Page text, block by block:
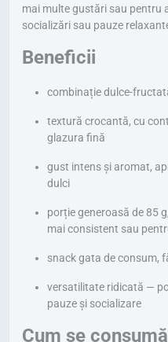
mai multe gustări sau pentru
socializări sau pauze
Beneficii
combinație dulce-
textură crocantă, cu
glazura fină
gust intens și aromat,
dulci
porție generoasă de 85
mai consistent sau
snack gata de consum,
versatilitate ridicată —
pauze și socializare
Cum se